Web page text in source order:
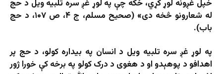
خپل غږونه لوړ کړي، ځکه چې په لوړ غږ سره تلبیه ویل د حج
له شعارونو څخه دی» (صحیح مسلم، ج ۴، ص ۱۰۷، د حج
باب).
په لوړ غږ سره تلبیه ویل د انسان په بیداره کولو، د حج پر
اهدافو د پوهېدو او د هغوی د درک کولو په برخه کې خورا ژور